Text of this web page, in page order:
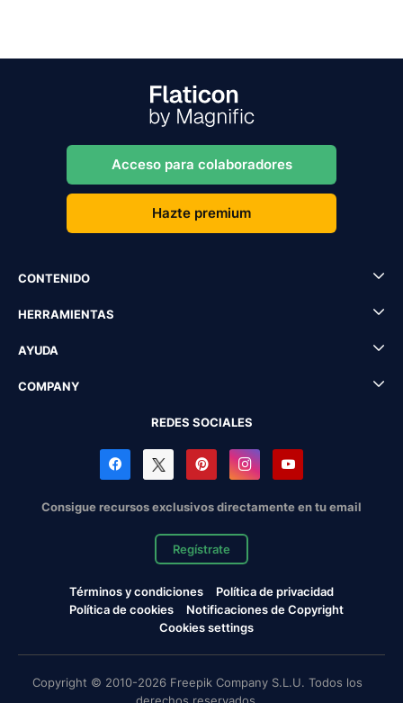
Acceso para colaboradores
Hazte premium
CONTENIDO
HERRAMIENTAS
AYUDA
COMPANY
REDES SOCIALES
Consigue recursos exclusivos directamente en tu email
Regístrate
Términos y condiciones
Política de privacidad
Política de cookies
Notificaciones de Copyright
Cookies settings
Copyright © 2010-2026 Freepik Company S.L.U. Todos los